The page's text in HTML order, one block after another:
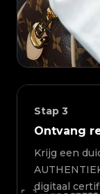
Stap 3
Ontvang
Krijg een
digitaal